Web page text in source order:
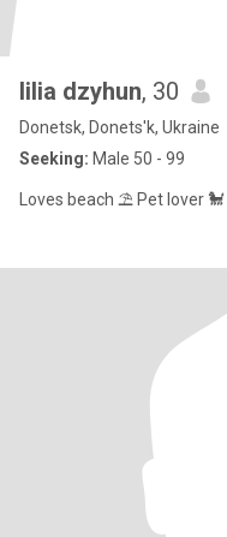
lilia dzyhun, 30
Donetsk, Donets'k, Ukraine
Seeking: Male 50 - 99